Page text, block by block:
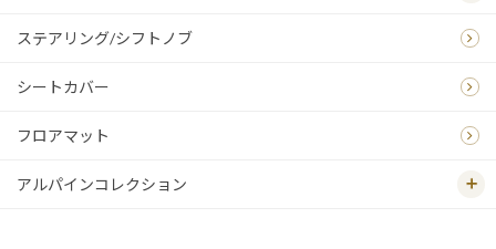
ステアリング/シフトノブ
シートカバー
フロアマット
アルパインコレクション